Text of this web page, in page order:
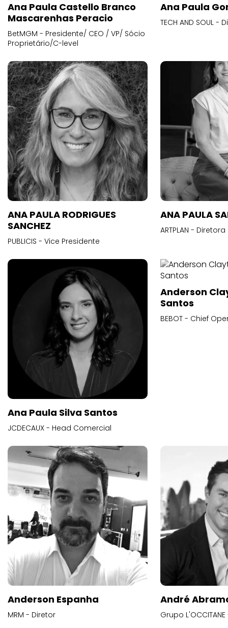
Ana Paula Castello Branco
Mascarenhas Peracio
BetMGM - Presidente/ CEO / VP/ Sócio
Proprietário/C-level
Ana Paula
TECH AND SOUL
ANA PAULA RODRIGUES
SANCHEZ
PUBLICIS - Vice Presidente
ANA PAULA
ARTPLAN -
Ana Paula Silva Santos
JCDECAUX - Head Comercial
Anderson
Santos
BEBOT - Chief
Anderson Espanha
MRM - Diretor
André
Grupo